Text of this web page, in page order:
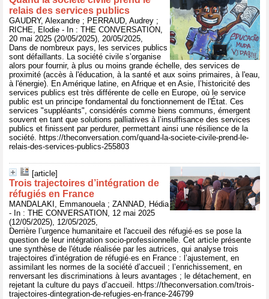
relais des services publics
GAUDRY, Alexandre ; PERRAUD, Audrey ;
RICHE, Elodie - In : THE CONVERSATION,
20 mai 2025 (20/05/2025), 20/05/2025,
Dans de nombreux pays, les services publics
sont défaillants. La société civile s’organise
alors pour fournir, à plus ou moins grande échelle, des services de
proximité (accès à l'éducation, à la santé et aux soins primaires, à l'eau,
à l'énergie). En Amérique latine, en Afrique et en Asie, l’historicité des
services publics est très différente de celle en Europe, où le service
public est un principe fondamental du fonctionnement de l'État. Ces
services "suppléants", considérés comme biens communs, émergent
souvent en tant que solutions palliatives à l’insuffisance des services
publics et finissent par perdurer, permettant ainsi une résilience de la
société. https://theconversation.com/quand-la-societe-civile-prend-le-
relais-des-services-publics-255803
[article]
Trois trajectoires d’intégration de
réfugiés en France
MANDALAKI, Emmanouela ; ZANNAD, Hédia
- In : THE CONVERSATION, 12 mai 2025
(12/05/2025), 12/05/2025,
Derrière l’urgence humanitaire et l'accueil des réfugié·es se pose la
question de leur intégration socio-professionnelle. Cet article présente
une synthèse de l'étude réalisée par les autrices, qui analyse trois
trajectoires d’intégration de réfugié·es en France : l’ajustement, en
assimilant les normes de la société d’accueil ; l’enrichissement, en
renversant les discriminations à leurs avantages ; le détachement, en
rejetant la culture du pays d’accueil. https://theconversation.com/trois-
trajectoires-dintegration-de-refugies-en-france-246799